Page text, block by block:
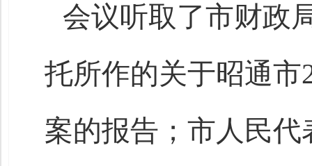
会议听取了市财政
托所作的关于昭通市
案的报告；市人民